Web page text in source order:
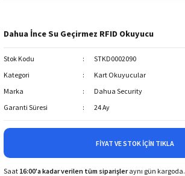
Dahua İnce Su Geçirmez RFID Okuyucu
Stok Kodu
STKD0002090
Kategori
Kart Okuyucular
Marka
Dahua Security
Garanti Süresi
24 Ay
FIYAT VE STOK İÇIN TIKLA
Saat 16:00'a kadar verilen tüm siparişleraynı gün kargoda.